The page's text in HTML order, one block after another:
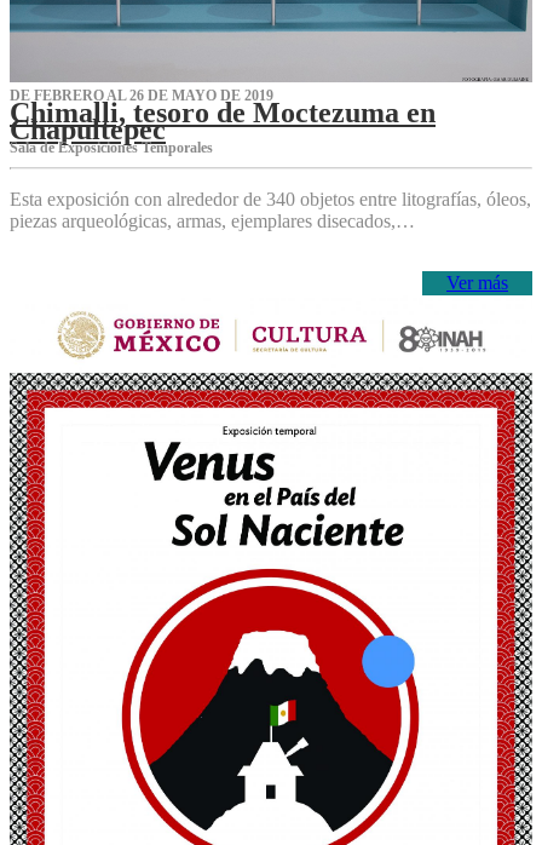
DE FEBRERO AL 26 DE MAYO DE 2019
Chimalli, tesoro de Moctezuma en
Chapultepec
Sala de Exposiciones Temporales
Esta exposición con alrededor de 340 objetos entre litografías, óleos,
piezas arqueológicas, armas, ejemplares disecados,…
Ver más